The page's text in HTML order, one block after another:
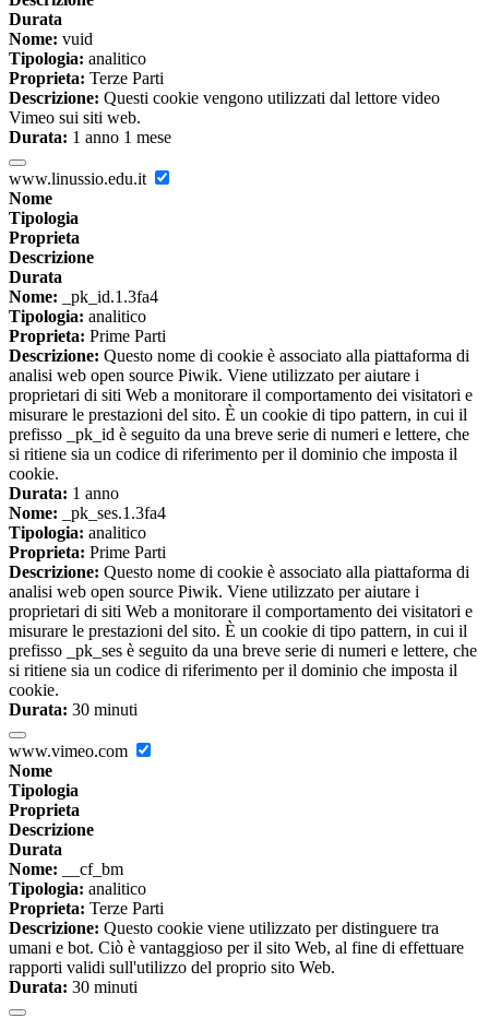
Durata
Nome: vuid
Tipologia: analitico
Proprieta: Terze Parti
Descrizione: Questi cookie vengono utilizzati dal lettore video
Vimeo sui siti web.
Durata: 1 anno 1 mese
www.linussio.edu.it
Nome
Tipologia
Proprieta
Descrizione
Durata
Nome: _pk_id.1.3fa4
Tipologia: analitico
Proprieta: Prime Parti
Descrizione: Questo nome di cookie è associato alla piattaforma di
analisi web open source Piwik. Viene utilizzato per aiutare i
proprietari di siti Web a monitorare il comportamento dei visitatori e
misurare le prestazioni del sito. È un cookie di tipo pattern, in cui il
prefisso _pk_id è seguito da una breve serie di numeri e lettere, che
si ritiene sia un codice di riferimento per il dominio che imposta il
cookie.
Durata: 1 anno
Nome: _pk_ses.1.3fa4
Tipologia: analitico
Proprieta: Prime Parti
Descrizione: Questo nome di cookie è associato alla piattaforma di
analisi web open source Piwik. Viene utilizzato per aiutare i
proprietari di siti Web a monitorare il comportamento dei visitatori e
misurare le prestazioni del sito. È un cookie di tipo pattern, in cui il
prefisso _pk_ses è seguito da una breve serie di numeri e lettere, che
si ritiene sia un codice di riferimento per il dominio che imposta il
cookie.
Durata: 30 minuti
www.vimeo.com
Nome
Tipologia
Proprieta
Descrizione
Durata
Nome: __cf_bm
Tipologia: analitico
Proprieta: Terze Parti
Descrizione: Questo cookie viene utilizzato per distinguere tra
umani e bot. Ciò è vantaggioso per il sito Web, al fine di effettuare
rapporti validi sull'utilizzo del proprio sito Web.
Durata: 30 minuti